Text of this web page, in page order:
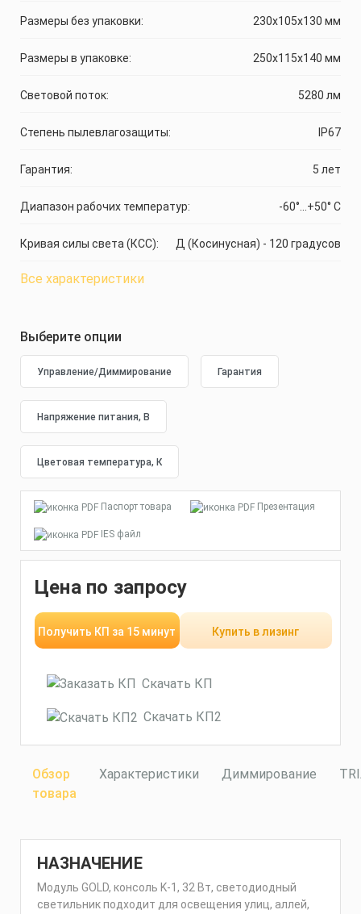
Размеры без упаковки: 230x105x130 мм
Размеры в упаковке: 250x115x140 мм
Световой поток: 5280 лм
Степень пылевлагозащиты: IP67
Гарантия: 5 лет
Диапазон рабочих температур: -60°...+50° C
Кривая силы света (КСС): Д (Косинусная) - 120 градусов
Все характеристики
Выберите опции
Паспорт товара Презентация
IES файл
Цена по запросу
Получить КП за 15 минут Купить в лизинг
Скачать КП
Скачать КП2
Обзор
товара
Характеристики Диммирование
НАЗНАЧЕНИЕ
Модуль GOLD, консоль K-1, 32 Вт, светодиодный
светильник подходит для освещения улиц, аллей,